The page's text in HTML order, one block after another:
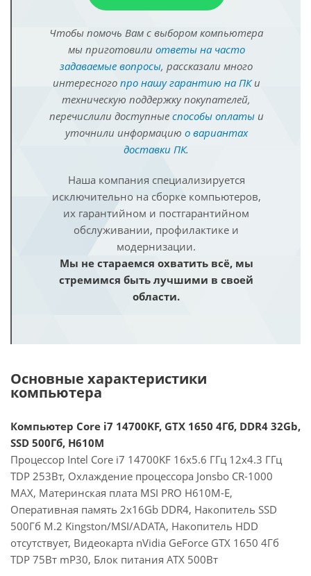
Чтобы помочь Вам с выбором компьютера
мы приготовили ответы на часто
задаваемые вопросы, рассказали много
интересного про нашу гарантию на ПКи
техническую поддержку покупателей,
перечислили доступные способы оплатыи
уточнили информацию о вариантах
доставки ПК.
Наша компания специализируется
исключительно на сборке компьютеров,
их гарантийном и постгарантийном
обслуживании, профилактике и
модернизации.
Мы не стараемся охватить всё, мы
стремимся быть лучшими в своей
области.
Основные характеристики
компьютера
Компьютер Core i7 14700KF, GTX 1650 4Гб, DDR4 32Gb,
SSD 500Гб, H610M
Процессор Intel Core i7 14700KF 16x5.6 ГГц 12x4.3 ГГц
TDP 253Вт, Охлаждение процессора Jonsbo CR-1000
MAX, Материнская плата MSI PRO H610M-E,
Оперативная память 2x16Gb DDR4, Накопитель SSD
500Гб M.2 Kingston/MSI/ADATA, Накопитель HDD
отсутствует, Видеокарта nVidia GeForce GTX 1650 4Гб
TDP 75Вт mP30, Блок питания ATX 500Вт